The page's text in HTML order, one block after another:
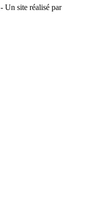
- Un site réalisé par